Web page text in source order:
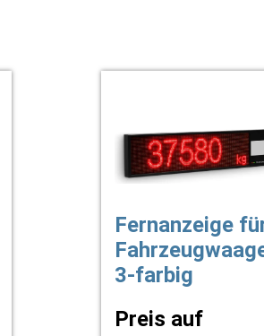
Fernanzeige
3-farbig
Preis auf